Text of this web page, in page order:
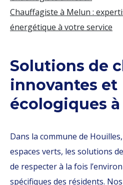
Chauffagiste à Melun :
énergétique à votre service
Solutions de
innovantes et
écologiques
Dans la commune de
espaces verts, les solutions
de respecter à la fois
spécifiques des résidents.